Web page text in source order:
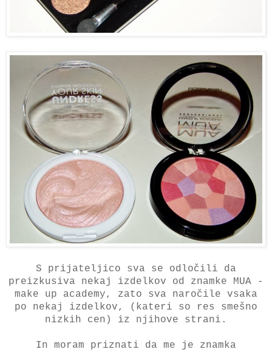
S prijateljico sva se odločili da
preizkusiva nekaj izdelkov od znamke MUA -
make up academy, zato sva naročile vsaka
po nekaj izdelkov, (kateri so res smešno
nizkih cen) iz njihove strani.
In moram priznati da me je znamka